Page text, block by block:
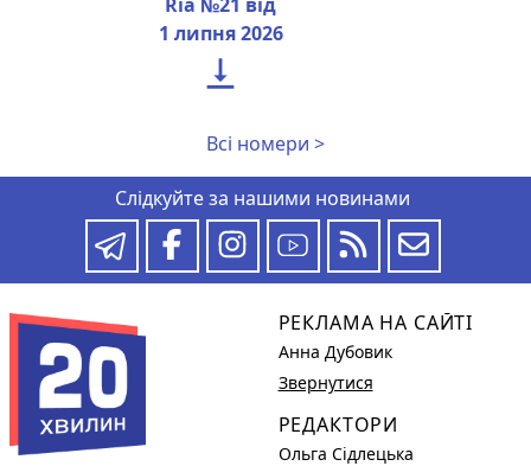
1 липня 2026

Всі номери >
Слідкуйте за нашими новинами
РЕКЛАМА НА САЙТІ
Анна Дубовик
Звернутися
РЕДАКТОРИ
Ольга Сідлецька